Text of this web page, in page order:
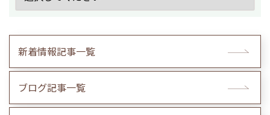
新着情報記事一覧
ブログ記事一覧